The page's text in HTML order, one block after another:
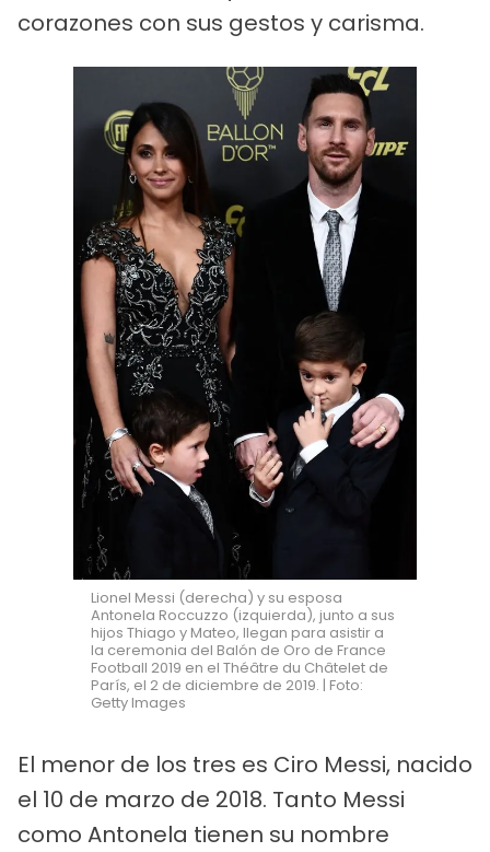
corazones con sus gestos y carisma.
Lionel Messi (derecha) y su esposa
Antonela Roccuzzo (izquierda), junto a sus
hijos Thiago y Mateo, llegan para asistir a
la ceremonia del Balón de Oro de France
Football 2019 en el Théâtre du Châtelet de
París, el 2 de diciembre de 2019. | Foto:
Getty Images
El menor de los tres es Ciro Messi, nacido
el 10 de marzo de 2018. Tanto Messi
como Antonela tienen su nombre